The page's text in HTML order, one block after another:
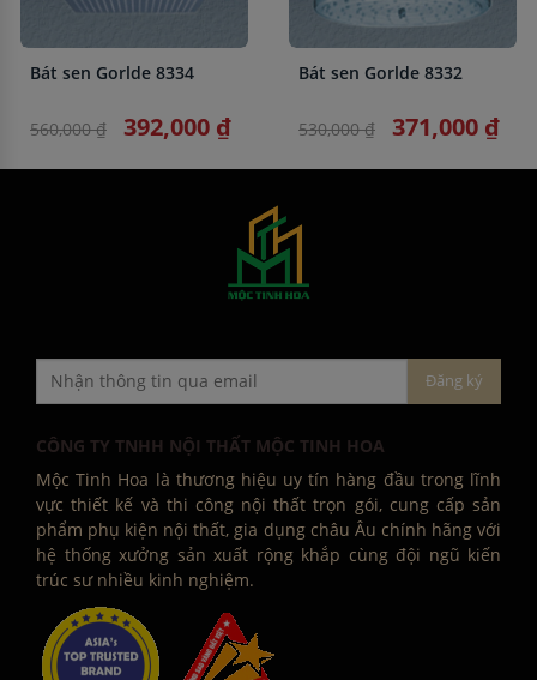
Bát sen Gorlde 8334
560,000 ₫ 392,000 ₫
Bát sen Gorlde 8332
530,000 ₫ 371,000 ₫
CÔNG TY TNHH NỘI THẤT MỘC TINH HOA
Mộc Tinh Hoa là thương hiệu uy tín hàng đầu trong lĩnh
vực thiết kế và thi công nội thất trọn gói, cung cấp sản
phẩm phụ kiện nội thất, gia dụng châu Âu chính hãng với
hệ thống xưởng sản xuất rộng khắp cùng đội ngũ kiến
trúc sư nhiều kinh nghiệm.